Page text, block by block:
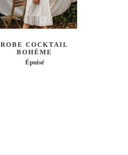
ROBE COCKTAIL
BOHÈME
Épuisé